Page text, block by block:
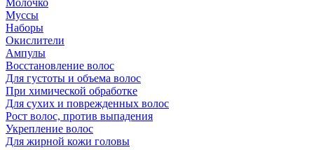
Молочко
Муссы
Наборы
Окислители
Ампулы
Восстановление волос
Для густоты и объема волос
При химической обработке
Для сухих и поврежденных волос
Рост волос, против выпадения
Укрепление волос
Для жирной кожи головы